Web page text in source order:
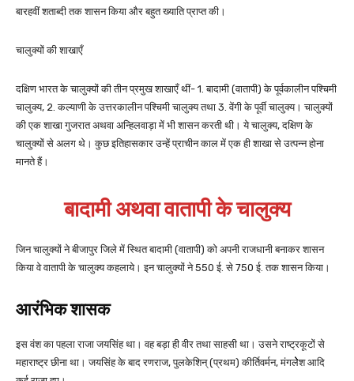
बारहवीं शताब्दी तक शासन किया और बहुत ख्याति प्राप्त की।
चालुक्यों की शाखाएँ
दक्षिण भारत के चालुक्यों की तीन प्रमुख शाखाएँ थीं- 1. बादामी (वातापी) के पूर्वकालीन पश्चिमी
चालुक्य, 2. कल्याणी के उत्तरकालीन पश्चिमी चालुक्य तथा 3. वेंगी के पूर्वी चालुक्य। चालुक्यों
की एक शाखा गुजरात अथवा अन्हिलवाड़ा में भी शासन करती थी। ये चालुक्य, दक्षिण के
चालुक्यों से अलग थे। कुछ इतिहासकार उन्हें प्राचीन काल में एक ही शाखा से उत्पन्न होना
मानते हैं।
बादामी अथवा वातापी के चालुक्य
जिन चालुक्यों ने बीजापुर जिले में स्थित बादामी (वातापी) को अपनी राजधानी बनाकर शासन
किया वे वातापी के चालुक्य कहलाये। इन चालुक्यों ने 550 ई. से 750 ई. तक शासन किया।
आरंभिक शासक
इस वंश का पहला राजा जयसिंह था। वह बड़ा ही वीर तथा साहसी था। उसने राष्ट्रकूटों से
महाराष्ट्र छीना था। जयसिंह के बाद रणराज, पुलकेशिन् (प्रथम) कीर्तिवर्मन, मंगलेेेेश आदि